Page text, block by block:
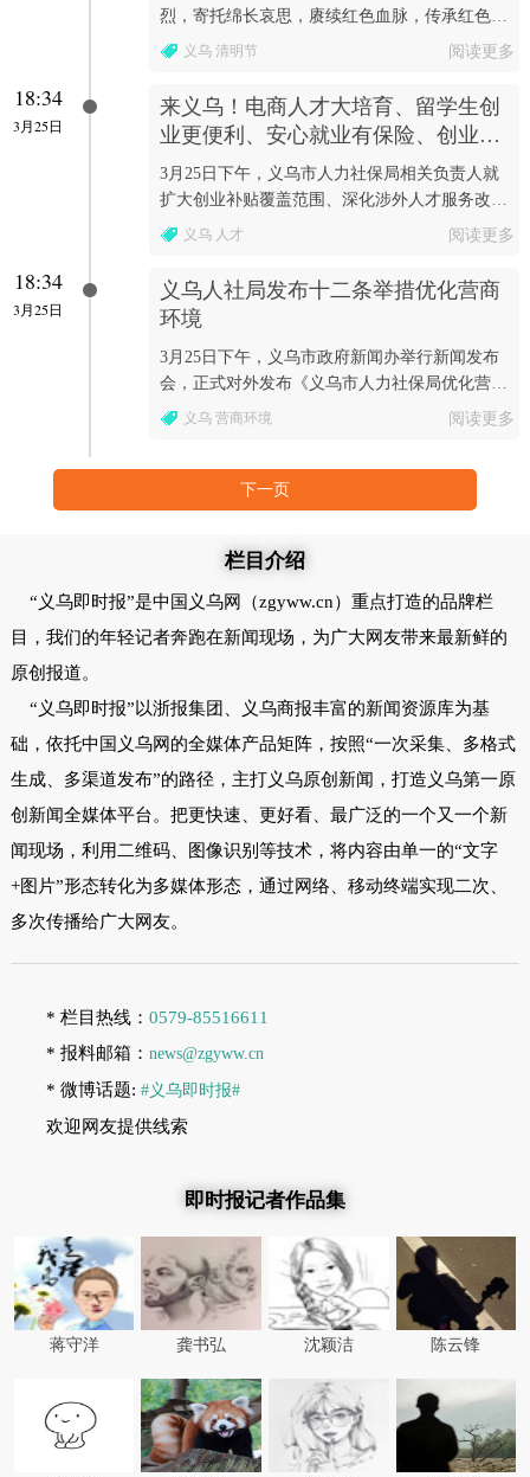
烈，寄托绵长哀思，赓续红色血脉，传承红色基
因，义乌市苏溪镇退役军人服务站因地制宜开展
义乌 清明节 阅读更多
来义乌！电商人才大培育、留学生创
业更便利、安心就业有保险、创业享
补贴还贴息
3月25日下午，义乌市人力社保局相关负责人就
扩大创业补贴覆盖范围、深化涉外人才服务改
革、开展万名商户AI技能提升行动等答记者问。
义乌 人才 阅读更多
18:34
3月25日
义乌人社局发布十二条举措优化营商
环境
3月25日下午，义乌市政府新闻办举行新闻发布
会，正式对外发布《义乌市人力社保局优化营商
环境十二条举措》。
义乌 营商环境 阅读更多
18:34
3月25日
下一页
栏目介绍
“义乌即时报”是中国义乌网（zgyww.cn）重点打造的品牌栏
目，我们的年轻记者奔跑在新闻现场，为广大网友带来最新鲜的
原创报道。
“义乌即时报”以浙报集团、义乌商报丰富的新闻资源库为基
础，依托中国义乌网的全媒体产品矩阵，按照“一次采集、多格式
生成、多渠道发布”的路径，主打义乌原创新闻，打造义乌第一原
创新闻全媒体平台。把更快速、更好看、最广泛的一个又一个新
闻现场，利用二维码、图像识别等技术，将内容由单一的“文字
+图片”形态转化为多媒体形态，通过网络、移动终端实现二次、
多次传播给广大网友。
* 栏目热线： 0579-85516611
* 报料邮箱： news@zgyww.cn
* 微博话题: #义乌即时报#
欢迎网友提供线索
即时报记者作品集
蒋守洋 龚书弘 沈颖洁 陈云锋